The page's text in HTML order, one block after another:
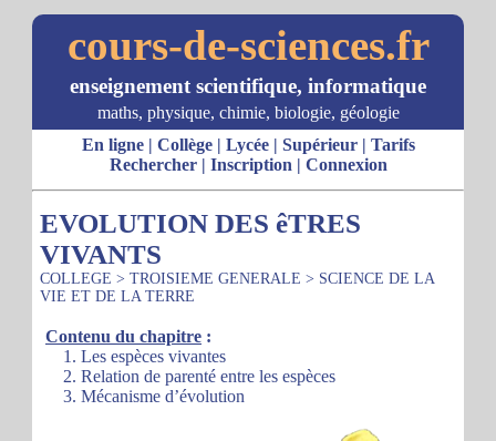
cours-de-sciences.fr
enseignement scientifique, informatique
maths, physique, chimie, biologie, géologie
En ligne| Collège| Lycée| Supérieur| Tarifs
Rechercher| Inscription | Connexion
EVOLUTION DES êTRES
VIVANTS
COLLEGE > TROISIEME GENERALE > SCIENCE DE LA
VIE ET DE LA TERRE
Contenu du chapitre :
1. Les espèces vivantes
2. Relation de parenté entre les espèces
3. Mécanisme d’évolution